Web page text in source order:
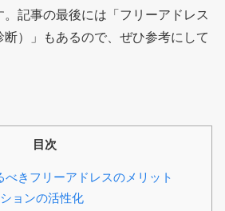
。記事の最後には「フリーアドレス
）」もあるので、ぜひ参考にして
目次
きフリーアドレスのメリット
ョンの活性化